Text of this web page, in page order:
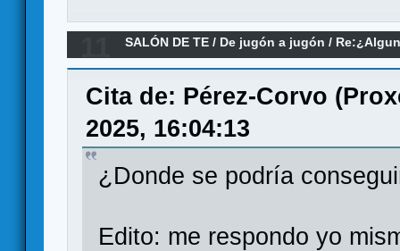
SALÓN DE TE / De jugón a jugón /
Cita de: Pérez-Corvo
2025, 16:04:13
¿Donde se podría
Edito: me respondo yo